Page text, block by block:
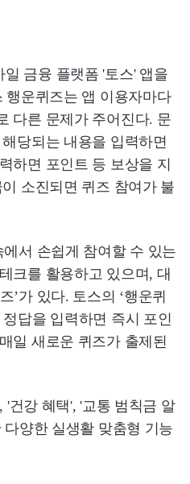
금융 플랫폼 '토스' 앱을
행운퀴즈는 앱 이용자마다
다른 문제가 주어진다. 문
당되는 내용을 입력하면
하면 포인트 등 보상을 지
소진되면 퀴즈 참여가 불
에서 손쉽게 참여할 수 있는
크를 활용하고 있으며, 대
’가 있다. 토스의 ‘행운퀴
답을 입력하면 즉시 포인
일 새로운 퀴즈가 출제된
'건강 혜택', '교통 범칙금 알
양한 실생활 맞춤형 기능